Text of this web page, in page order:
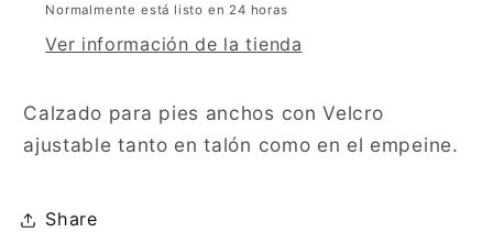
Normalmente está listo en 24 horas
Ver información de la tienda
Calzado para pies anchos con Velcro
ajustable tanto en talón como en el empeine.
Share